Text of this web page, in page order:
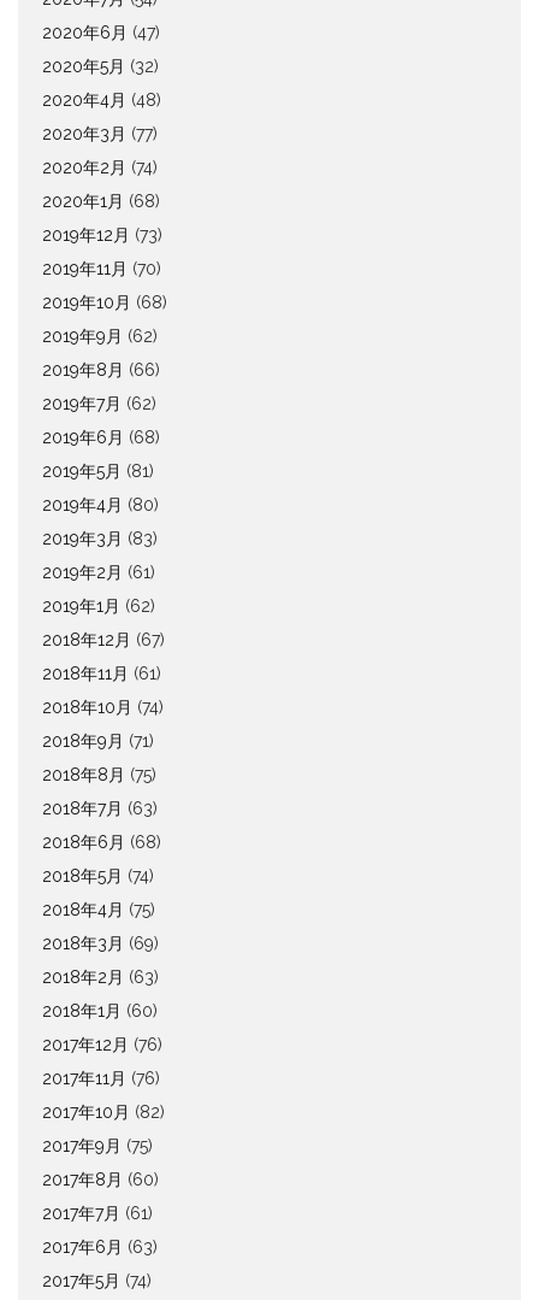
2020年6月 (47)
2020年5月 (32)
2020年4月 (48)
2020年3月 (77)
2020年2月 (74)
2020年1月 (68)
2019年12月 (73)
2019年11月 (70)
2019年10月 (68)
2019年9月 (62)
2019年8月 (66)
2019年7月 (62)
2019年6月 (68)
2019年5月 (81)
2019年4月 (80)
2019年3月 (83)
2019年2月 (61)
2019年1月 (62)
2018年12月 (67)
2018年11月 (61)
2018年10月 (74)
2018年9月 (71)
2018年8月 (75)
2018年7月 (63)
2018年6月 (68)
2018年5月 (74)
2018年4月 (75)
2018年3月 (69)
2018年2月 (63)
2018年1月 (60)
2017年12月 (76)
2017年11月 (76)
2017年10月 (82)
2017年9月 (75)
2017年8月 (60)
2017年7月 (61)
2017年6月 (63)
2017年5月 (74)